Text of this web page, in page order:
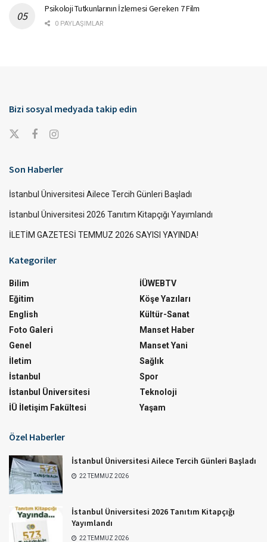
Psikoloji Tutkunlarının İzlemesi Gereken 7 Film
0 PAYLAŞIMLAR
Bizi sosyal medyada takip edin
Son Haberler
İstanbul Üniversitesi Ailece Tercih Günleri Başladı
İstanbul Üniversitesi 2026 Tanıtım Kitapçığı Yayımlandı
İLETİM GAZETESİ TEMMUZ 2026 SAYISI YAYINDA!
Kategoriler
Bilim
Eğitim
English
Foto Galeri
Genel
İletim
İstanbul
İstanbul Üniversitesi
İÜ İletişim Fakültesi
İÜWEBTV
Köşe Yazıları
Kültür-Sanat
Manset Haber
Manset Yani
Sağlık
Spor
Teknoloji
Yaşam
Özel Haberler
İstanbul Üniversitesi Ailece Tercih Günleri Başladı
22 TEMMUZ 2026
İstanbul Üniversitesi 2026 Tanıtım Kitapçığı
Yayımlandı
22 TEMMUZ 2026